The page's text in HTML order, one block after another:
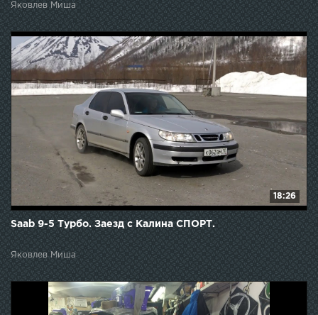
Яковлев Миша
18:26
Saab 9-5 Турбо. Заезд с Калина СПОРТ.
Яковлев Миша